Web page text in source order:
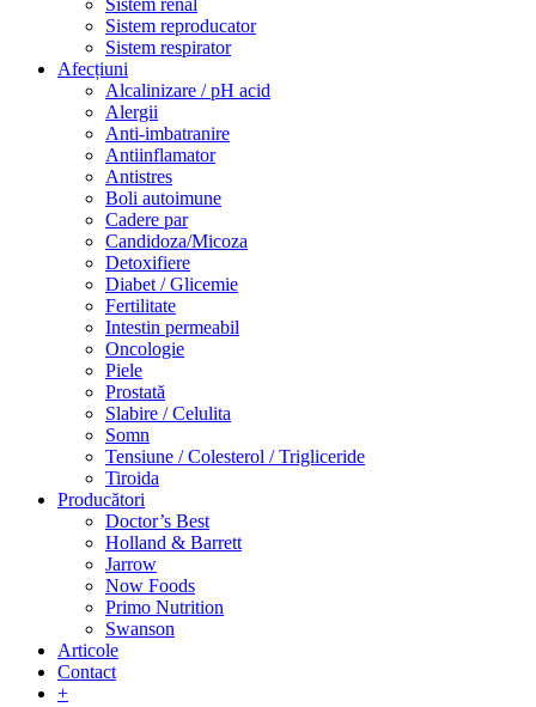
Sistem renal
Sistem reproducator
Sistem respirator
Afecțiuni
Alcalinizare / pH acid
Alergii
Anti-imbatranire
Antiinflamator
Antistres
Boli autoimune
Cadere par
Candidoza/Micoza
Detoxifiere
Diabet / Glicemie
Fertilitate
Intestin permeabil
Oncologie
Piele
Prostată
Slabire / Celulita
Somn
Tensiune / Colesterol / Trigliceride
Tiroida
Producători
Doctor’s Best
Holland & Barrett
Jarrow
Now Foods
Primo Nutrition
Swanson
Articole
Contact
+